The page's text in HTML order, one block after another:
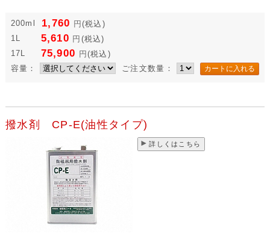
200ml 1,760 円 (税込)
1L
5,610 円 (税込)
17L
75,900 円 (税込)
容量：
ご注文数量：
撥水剤 CP-E(油性タイプ)
詳しくはこちら